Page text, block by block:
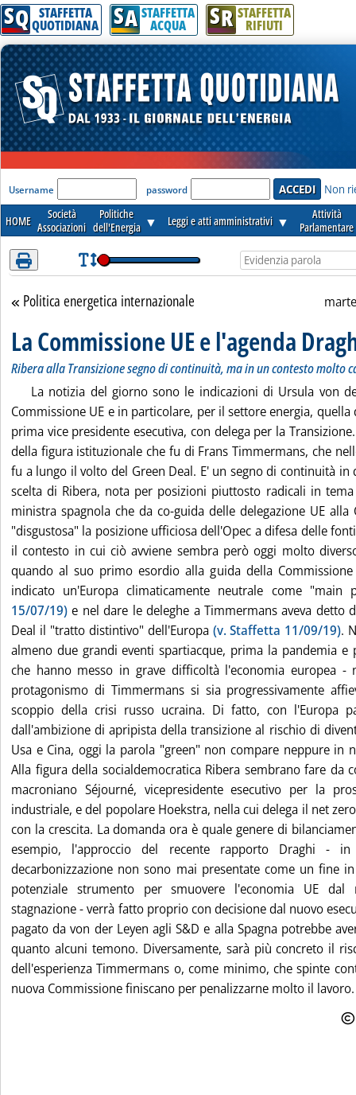
SQ STAFFETTA
QUOTIDIANA SA STAFFETTA
ACQUA SR STAFFETTA
RIFIUTI
'Modulo Login per accedere'
Username password Non
HOME
Società
Associazioni
Politiche
dell'Energia ▼ Leggi e atti amministrativi ▼
Attività
Parlamentare
Torna alla sezione
Politica energetica internazionale
La Commissione UE e l'agenda
Ribera alla Transizione segno di continuità, ma in un contesto molto
La notizia del giorno sono le indicazioni di Ursula von
Commissione UE e in particolare, per il settore energia, quella
prima vice presidente esecutiva, con delega per la
della figura istituzionale che fu di Frans Timmermans, che
fu a lungo il volto del Green Deal. E' un segno di continuità in
scelta di Ribera, nota per posizioni piuttosto radicali in
ministra spagnola che da co-guida delle delegazione UE
"disgustosa" la posizione ufficiosa dell'Opec a difesa delle
il contesto in cui ciò avviene sembra però oggi molto
quando al suo primo esordio alla guida della Commissione
indicato un'Europa climaticamente neutrale come
15/07/19) e nel dare le deleghe a Timmermans aveva detto
Deal il "tratto distintivo" dell'Europa (v. Staffetta 11/09/19).
almeno due grandi eventi spartiacque, prima la pandemia e
che hanno messo in grave difficoltà l'economia europea
protagonismo di Timmermans si sia progressivamente
scoppio della crisi russo ucraina. Di fatto, con l'Europa
dall'ambizione di apripista della transizione al rischio di
Usa e Cina, oggi la parola "green" non compare neppure in
Alla figura della socialdemocratica Ribera sembrano fare da
macroniano Séjourné, vicepresidente esecutivo per la
industriale, e del popolare Hoekstra, nella cui delega il net
con la crescita. La domanda ora è quale genere di
esempio, l'approccio del recente rapporto Draghi -
decarbonizzazione non sono mai presentate come un fine
potenziale strumento per smuovere l'economia UE
stagnazione - verrà fatto proprio con decisione dal nuovo
pagato da von der Leyen agli S&D e alla Spagna potrebbe
quanto alcuni temono. Diversamente, sarà più concreto il
dell'esperienza Timmermans o, come minimo, che spinte
nuova Commissione finiscano per penalizzarne molto il lavoro.